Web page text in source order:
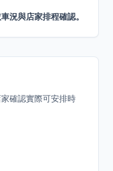
況與店家排程確認。
確認實際可安排時